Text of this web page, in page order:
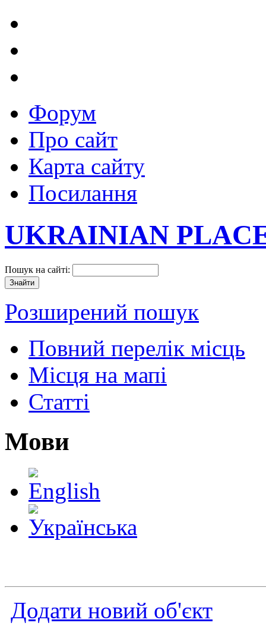
Форум
Про сайт
Карта сайту
Посилання
UKRAINIAN
Пошук на сайті:
Розширений пошук
Повний перелік місць
Місця на мапі
Статті
Мови
Додати новий об'єкт